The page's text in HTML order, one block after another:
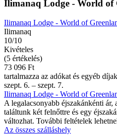
Ilimanaq Lodge - World of
Ilimanaq Lodge - World of
Ilimanaq
10/10
Kivételes
(5 értékelés)
73 096 Ft
tartalmazza az adókat és egyéb
szept. 6. – szept. 7.
Ilimanaq Lodge - World of
A legalacsonyabb éjszakánkénti ár,
találtunk két felnőttre és egy
változhat. További feltételek
Az összes szálláshely